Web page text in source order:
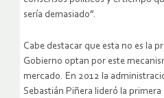
sería demasiado”.
Cabe destacar que esta no es la
Gobierno optan por este
mercado. En 2012 la
Sebastián Piñera lideró la